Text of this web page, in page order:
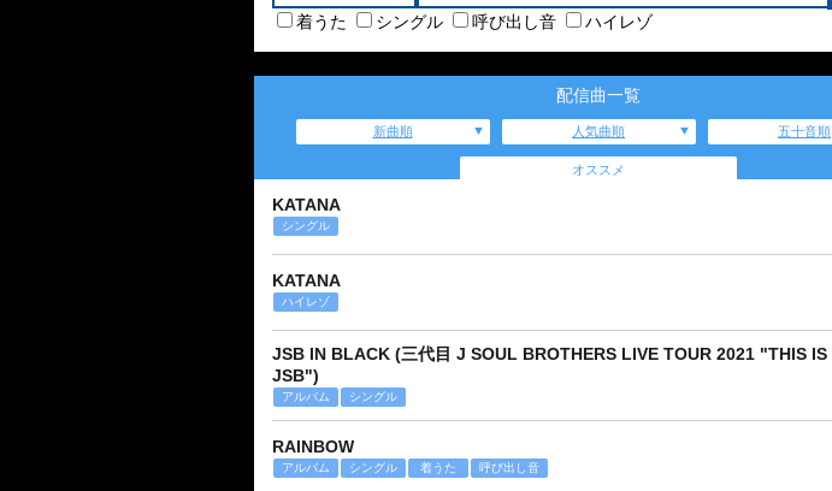
着うた シングル 呼び出し音 ハイレゾ
配信曲一覧
新曲順 人気曲順 五十音順
オススメ
KATANA
シングル
KATANA
ハイレゾ
JSB IN BLACK (三代目 J SOUL BROTHERS LIVE TOUR 2021 "THIS IS
JSB")
アルバム シングル
RAINBOW
アルバム シングル 着うた 呼び出し音